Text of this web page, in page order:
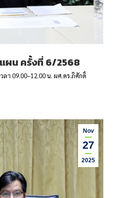
ผน ครั้งที่ 6/2568
ลา 09.00–12.00 น. ผศ.ดร.ภิศักดิ์
Nov
27
2025